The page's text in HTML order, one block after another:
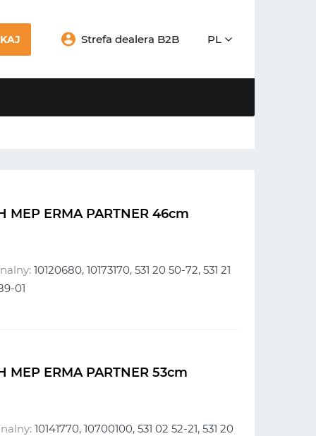
Strefa dealera B2B PL
MEP ERMA PARTNER 46cm
10120680, 10173170, 531 20 50-72, 531 21
01
MEP ERMA PARTNER 53cm
10141770, 10700100, 531 02 52-21, 531 20